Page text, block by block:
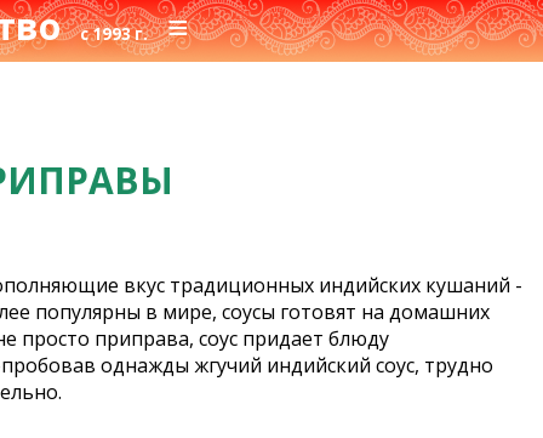
с 1993 г.≡
вкус традиционных индийских кушаний -
популярны в мире, соусы готовят на домашних
просто приправа, соус придает блюду
однажды жгучий индийский соус, трудно